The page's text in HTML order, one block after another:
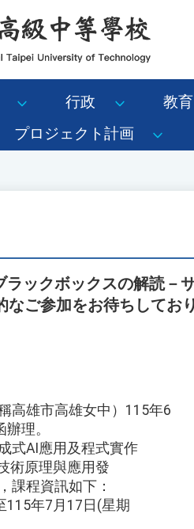
行政 教育
プロジェクト計画
ックボックスの解読－
ご参加をお待ちしてお
高雄市高雄女中）115年6
理。
式AI應用及程式實作
術原理與應用發
課程資訊如下：
115年7月17日(星期